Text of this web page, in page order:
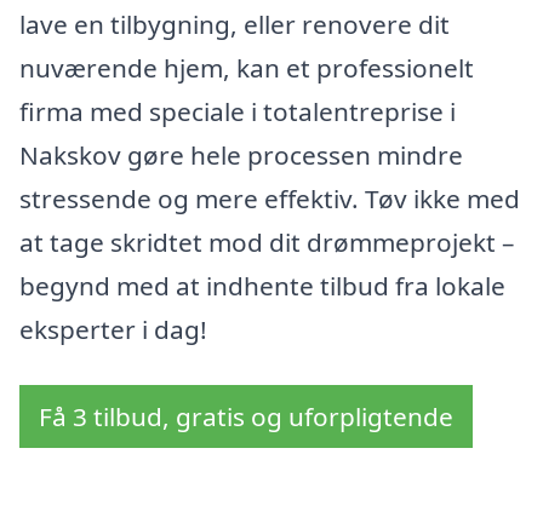
lave en tilbygning, eller renovere dit
nuværende hjem, kan et professionelt
firma med speciale i totalentreprise i
Nakskov gøre hele processen mindre
stressende og mere effektiv. Tøv ikke med
at tage skridtet mod dit drømmeprojekt –
begynd med at indhente tilbud fra lokale
eksperter i dag!
Få 3 tilbud, gratis og uforpligtende